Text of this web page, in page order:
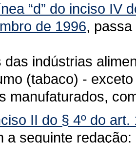
“d” do inciso IV
de 1996,
das indústrias
(tabaco) -
manufaturados,
II do § 4º do
a seguinte redação: